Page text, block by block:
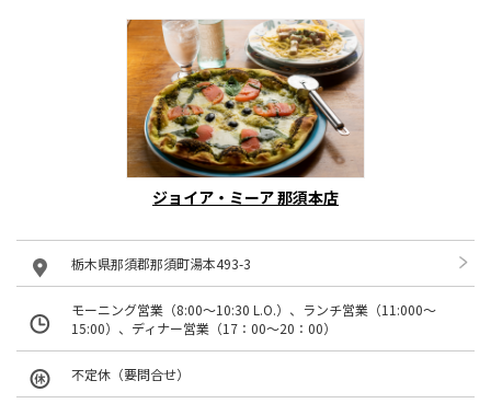
ジョイア・ミーア 那須本店
栃木県那須郡那須町湯本493-3
モーニング営業（8:00～10:30 L.O.）、ランチ営業（11:000～
15:00）、ディナー営業（17：00～20：00）
不定休（要問合せ）